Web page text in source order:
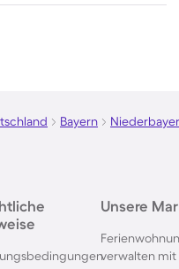
Bayern
Unsere
verwalten mit